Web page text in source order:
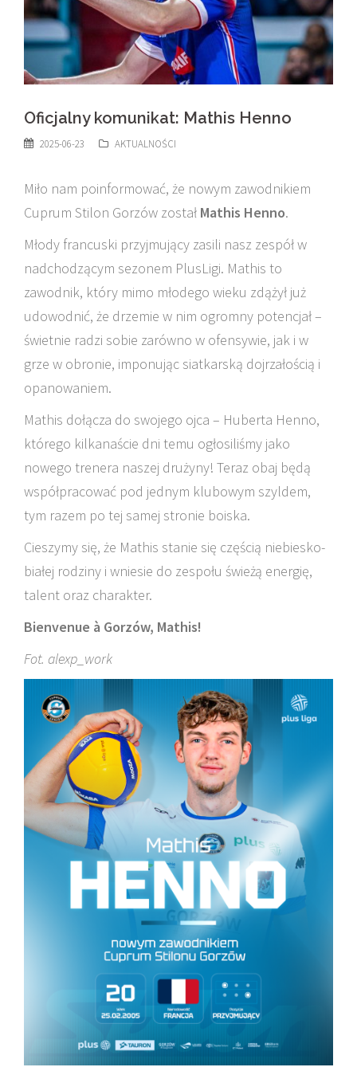
Oficjalny komunikat: Mathis Henno
2025-06-23 AKTUALNOŚCI
Miło nam poinformować, że nowym zawodnikiem
Cuprum Stilon Gorzów został Mathis Henno.
Młody francuski przyjmujący zasili nasz zespół w
nadchodzącym sezonem PlusLigi. Mathis to
zawodnik, który mimo młodego wieku zdążył już
udowodnić, że drzemie w nim ogromny potencjał –
świetnie radzi sobie zarówno w ofensywie, jak i w
grze w obronie, imponując siatkarską dojrzałością i
opanowaniem.
Mathis dołącza do swojego ojca – Huberta Henno,
którego kilkanaście dni temu ogłosiliśmy jako
nowego trenera naszej drużyny! Teraz obaj będą
współpracować pod jednym klubowym szyldem,
tym razem po tej samej stronie boiska.
Cieszymy się, że Mathis stanie się częścią niebiesko-
białej rodziny i wniesie do zespołu świeżą energię,
talent oraz charakter.
Bienvenue à Gorzów, Mathis!
Fot. alexp_work